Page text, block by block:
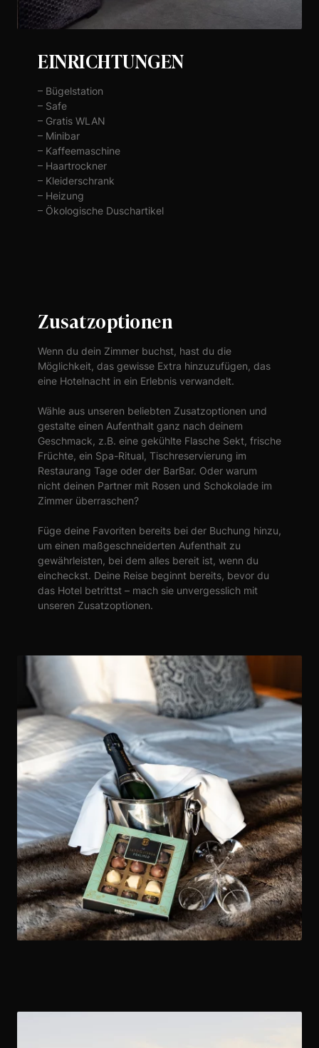
EINRICHTUNGEN
– Bügelstation
– Safe
– Gratis WLAN
– Minibar
– Kaffeemaschine
– Haartrockner
– Kleiderschrank
– Heizung
– Ökologische Duschartikel
Zusatzoptionen
Wenn du dein Zimmer buchst, hast du die
Möglichkeit, das gewisse Extra hinzuzufügen, das
eine Hotelnacht in ein Erlebnis verwandelt.
Wähle aus unseren beliebten Zusatzoptionen und
gestalte einen Aufenthalt ganz nach deinem
Geschmack, z.B. eine gekühlte Flasche Sekt, frische
Früchte, ein Spa-Ritual, Tischreservierung im
Restaurang Tage oder der BarBar. Oder warum
nicht deinen Partner mit Rosen und Schokolade im
Zimmer überraschen?
Füge deine Favoriten bereits bei der Buchung hinzu,
um einen maßgeschneiderten Aufenthalt zu
gewährleisten, bei dem alles bereit ist, wenn du
eincheckst. Deine Reise beginnt bereits, bevor du
das Hotel betrittst – mach sie unvergesslich mit
unseren Zusatzoptionen.